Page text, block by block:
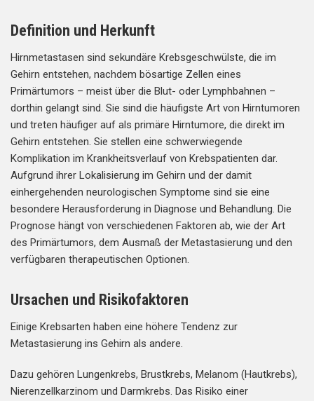
Definition und Herkunft
Hirnmetastasen sind sekundäre Krebsgeschwülste, die im
Gehirn entstehen, nachdem bösartige Zellen eines
Primärtumors – meist über die Blut- oder Lymphbahnen –
dorthin gelangt sind. Sie sind die häufigste Art von Hirntumoren
und treten häufiger auf als primäre Hirntumore, die direkt im
Gehirn entstehen. Sie stellen eine schwerwiegende
Komplikation im Krankheitsverlauf von Krebspatienten dar.
Aufgrund ihrer Lokalisierung im Gehirn und der damit
einhergehenden neurologischen Symptome sind sie eine
besondere Herausforderung in Diagnose und Behandlung. Die
Prognose hängt von verschiedenen Faktoren ab, wie der Art
des Primärtumors, dem Ausmaß der Metastasierung und den
verfügbaren therapeutischen Optionen.
Ursachen und Risikofaktoren
Einige Krebsarten haben eine höhere Tendenz zur
Metastasierung ins Gehirn als andere.
Dazu gehören Lungenkrebs, Brustkrebs, Melanom (Hautkrebs),
Nierenzellkarzinom und Darmkrebs. Das Risiko einer